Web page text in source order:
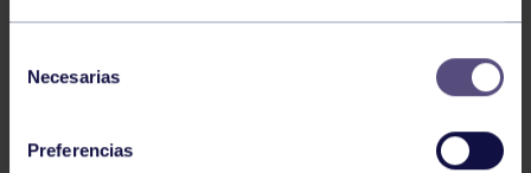
Necesarias
Preferencias